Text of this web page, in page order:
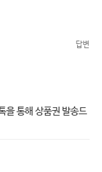
답변
을 통해 상품권 발송드